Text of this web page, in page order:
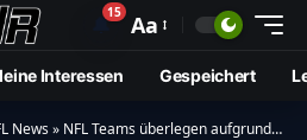
🔔15 Aa
Interessen Gespeichert
News» NFL Teams überlegen aufgrund des Coronavirus ihre Trainingsanlagen zu schließen